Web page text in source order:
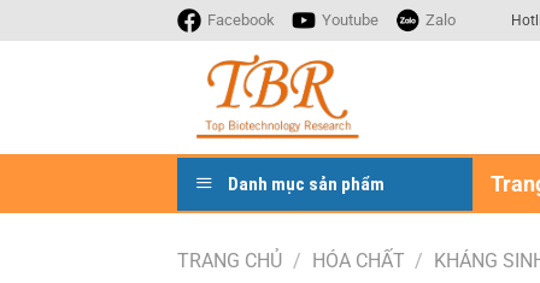
qua
Facebook Youtube Zalo
Danh mục sản phẩm
TRANG CHỦ / HÓA CHẤT / KHÁNG